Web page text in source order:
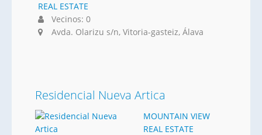
REAL ESTATE
Vecinos: 0
Avda. Olarizu s/n, Vitoria-gasteiz, Álava
Residencial Nueva Artica
MOUNTAIN VIEW
REAL ESTATE